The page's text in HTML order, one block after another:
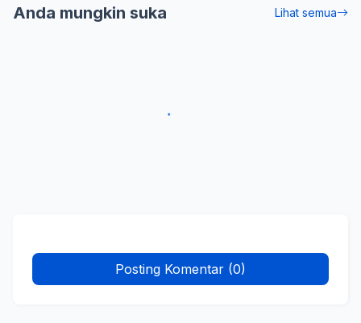
Anda mungkin suka Lihat semua
Posting Komentar (0)